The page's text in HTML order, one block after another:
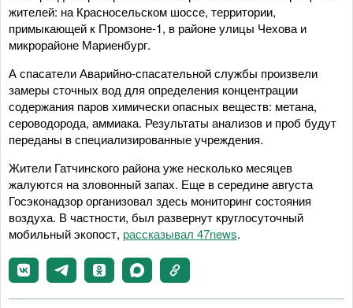
жителей: на Красносельском шоссе, территории,
примыкающей к Промзоне-1, в районе улицы Чехова и
микрорайоне Мариенбург.
А спасатели Аварийно-спасательной службы произвели
замеры сточных вод для определения концентрации
содержания паров химически опасных веществ: метана,
сероводорода, аммиака. Результаты анализов и проб будут
переданы в специализированные учреждения.
Жители Гатчинского района уже несколько месяцев
жалуются на зловонный запах. Еще в середине августа
Госэконадзор организовал здесь мониторинг состояния
воздуха. В частности, был развернут круглосуточный
мобильный экопост, рассказывал 47news.